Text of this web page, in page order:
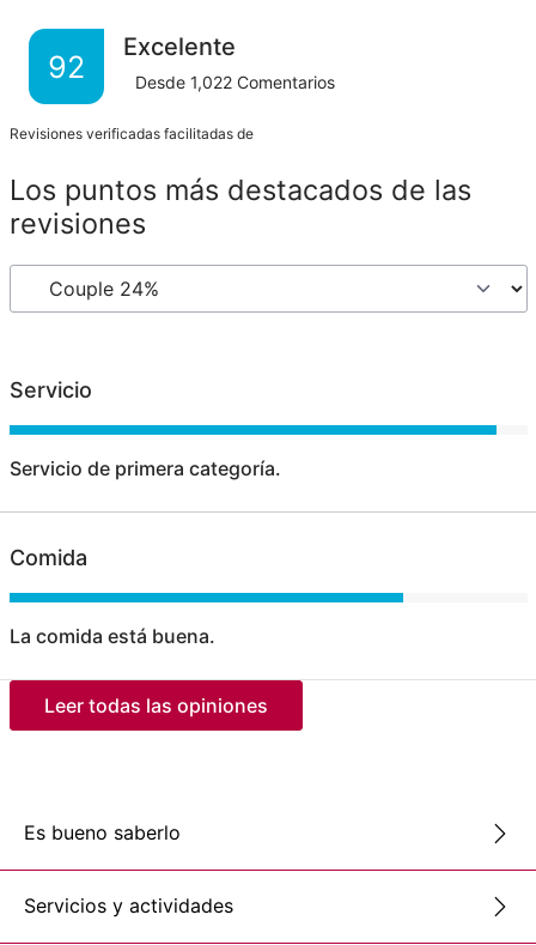
92
Excelente
Desde 1,022 Comentarios
Revisiones verificadas facilitadas de
Los puntos más destacados de las
revisiones
Servicio
Servicio de primera categoría.
Comida
La comida está buena.
Leer todas las opiniones
Es bueno saberlo
Servicios y actividades